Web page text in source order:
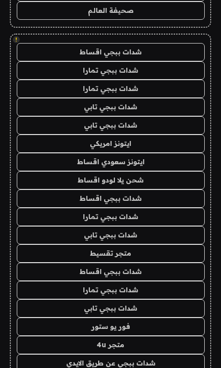
صحيفة العالم
!
شدات ببجي اقساط
شدات ببجي تمارا
شدات ببجي تمارا
شدات ببجي تابي
شدات ببجي تابي
ايتونز امريكي
ايتونز سعودي اقساط
شحن يلا لودو اقساط
شدات ببجي اقساط
شدات ببجي تمارا
شدات ببجي تابي
متجر تقسيط
شدات ببجي اقساط
شدات ببجي تمارا
شدات ببجي تابي
فور يو ستور
متجر 4u
شدات ببجي عن طريق الايدي